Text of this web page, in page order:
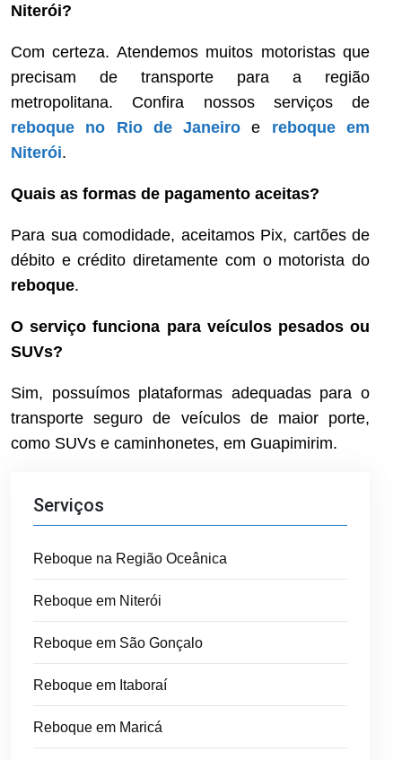
Serviços
Reboque na Região Oceânica
Reboque em Niterói
Reboque em São Gonçalo
Reboque em Itaboraí
Reboque em Maricá
Niterói?
Com certeza. Atendemos muitos motoristas que
precisam de transporte para a região
metropolitana. Confira nossos serviços de
reboque no Rio de Janeiro e reboque em
Niterói.
Quais as formas de pagamento aceitas?
Para sua comodidade, aceitamos Pix, cartões de
débito e crédito diretamente com o motorista do
reboque.
O serviço funciona para veículos pesados ou
SUVs?
Sim, possuímos plataformas adequadas para o
transporte seguro de veículos de maior porte,
como SUVs e caminhonetes, em Guapimirim.